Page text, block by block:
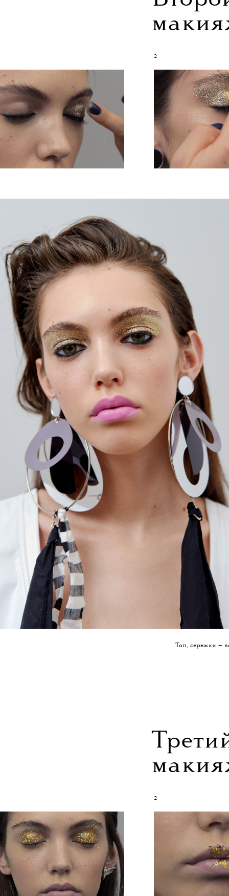
2
Топ, сережки —
2